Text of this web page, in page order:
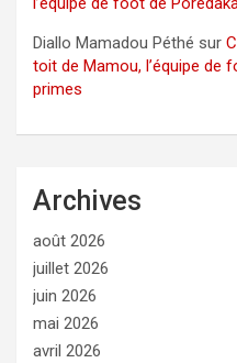
Diallo Mamadou Péthé sur
toit de Mamou, l’équipe de
primes
Archives
août 2026
juillet 2026
juin 2026
mai 2026
avril 2026